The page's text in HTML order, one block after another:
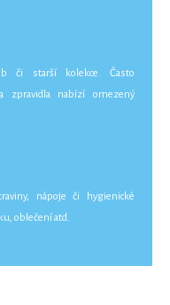
či starší kolekce. Často
zpravidla nabízí omezený
nápoje či hygienické
oblečení atd.